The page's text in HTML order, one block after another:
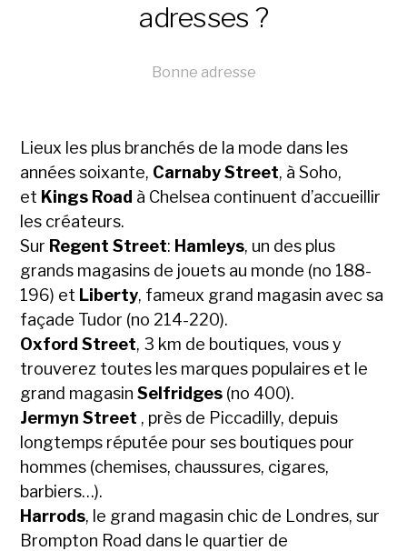
adresses ?
Bonne adresse
Lieux les plus branchés de la mode dans les
années soixante, Carnaby Street, à Soho,
et Kings Road à Chelsea continuent d’accueillir
les créateurs.
Sur Regent Street: Hamleys, un des plus
grands magasins de jouets au monde (no 188-
196) et Liberty, fameux grand magasin avec sa
façade Tudor (no 214-220).
Oxford Street, 3 km de boutiques, vous y
trouverez toutes les marques populaires et le
grand magasinSelfridges (no 400).
Jermyn Street , près de Piccadilly, depuis
longtemps réputée pour ses boutiques pour
hommes (chemises, chaussures, cigares,
barbiers…).
Harrods, le grand magasin chic de Londres, sur
Brompton Road dans le quartier de